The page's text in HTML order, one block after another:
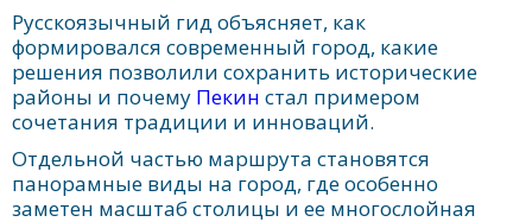
Русскоязычный гид объясняет, как
формировался современный город, какие
решения позволили сохранить исторические
районы и почему Пекин стал примером
сочетания традиции и инноваций.
Отдельной частью маршрута становятся
панорамные виды на город, где особенно
заметен масштаб столицы и ее многослойная